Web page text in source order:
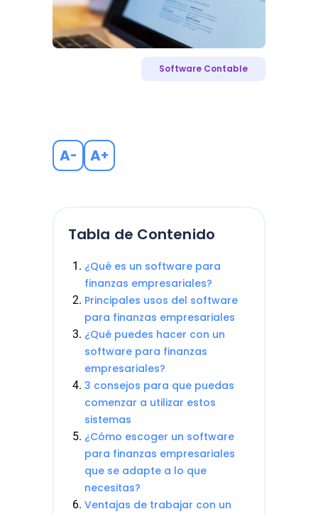
Software Contable
A- A+
Tabla de Contenido
¿Qué es un software para
finanzas empresariales?
Principales usos del software
para finanzas empresariales
¿Qué puedes hacer con un
software para finanzas
empresariales?
3 consejos para que puedas
comenzar a utilizar estos
sistemas
¿Cómo escoger un software
para finanzas empresariales
que se adapte a lo que
necesitas?
Ventajas de trabajar con un